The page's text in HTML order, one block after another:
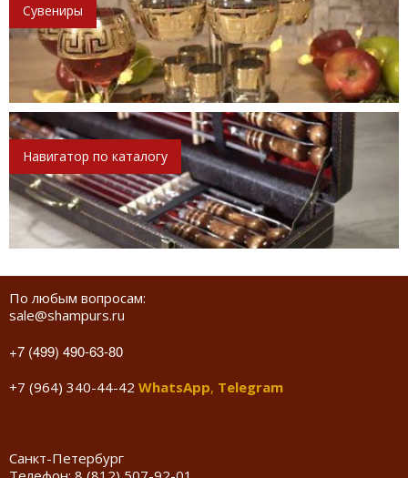
Сувениры
Навигатор по каталогу
По любым вопросам:
sale@shampurs.ru
+7 (499) 490-63-80
+7 (964) 340-44-42 WhatsApp, Telegram
Санкт-Петербург